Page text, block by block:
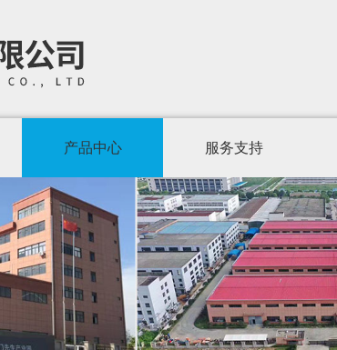
产品中心 服务支持